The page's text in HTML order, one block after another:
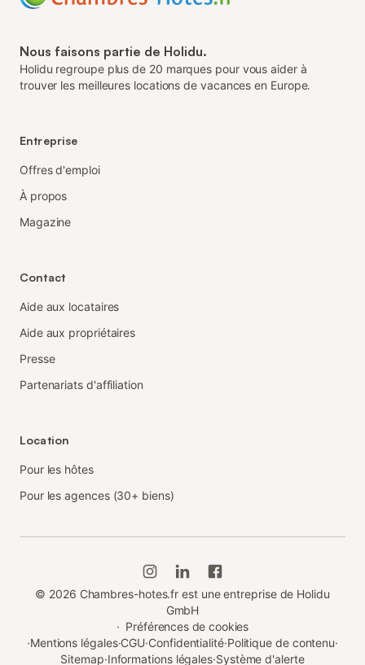
Nous faisons partie de Holidu.
Holidu regroupe plus de 20 marques pour vous aider à
trouver les meilleures locations de vacances en Europe.
Entreprise
Offres d'emploi
À propos
Magazine
Contact
Aide aux locataires
Aide aux propriétaires
Presse
Partenariats d'affiliation
Location
Pour les hôtes
Pour les agences (30+ biens)
© 2026 Chambres-hotes.fr est une entreprise de Holidu
GmbH
· Préférences de cookies
·Mentions légales·CGU·Confidentialité·Politique de contenu·
Sitemap·Informations légales·Système d'alerte